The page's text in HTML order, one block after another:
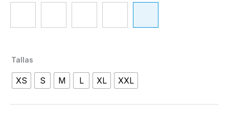
Tallas
XS S M L XL XXL